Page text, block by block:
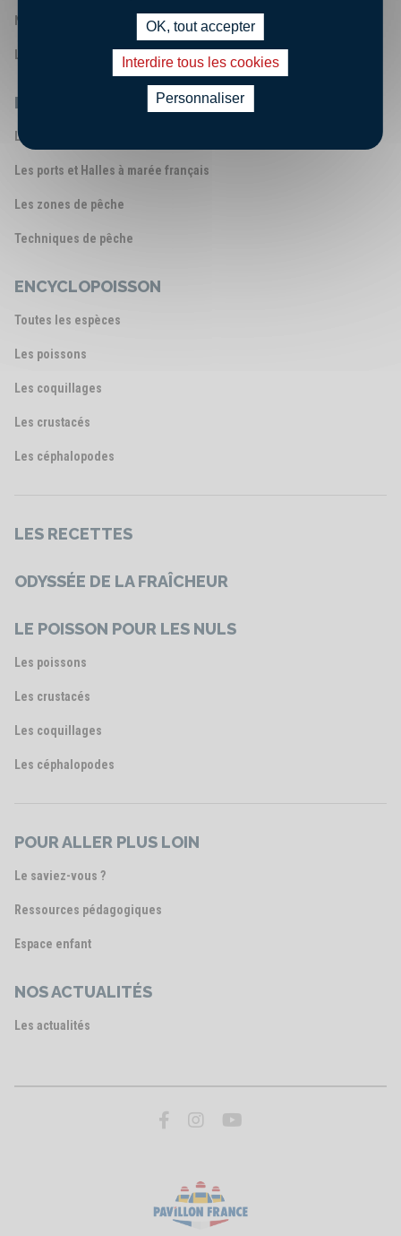
Nos engagements
Les chiffres clés
LA FILIÈRE PÊCHE FRANÇAISE
Les métiers de la mer
Les ports et Halles à marée français
Les zones de pêche
Techniques de pêche
ENCYCLOPOISSON
Toutes les espèces
Les poissons
Les coquillages
Les crustacés
Les céphalopodes
LES RECETTES
ODYSSÉE DE LA FRAÎCHEUR
LE POISSON POUR LES NULS
Les poissons
Les crustacés
Les coquillages
Les céphalopodes
POUR ALLER PLUS LOIN
Le saviez-vous ?
Ressources pédagogiques
Espace enfant
NOS ACTUALITÉS
Les actualités
OK, tout accepter
Interdire tous les cookies
Personnaliser